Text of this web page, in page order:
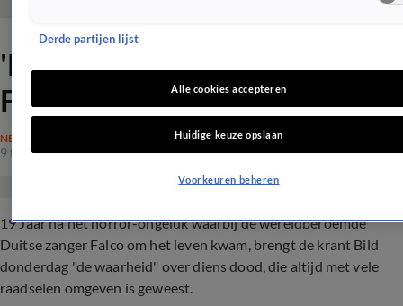
'Eindelijk de waarheid over
Falco's dood'
NEDERLAND
9 feb 2017, 16:46
19 Jaar na het horror-ongeluk waarbij de wereldberoemde
Duitse zanger Falco om het leven kwam, brengt de krant Bild
donderdag "de waarheid" over diens dood, die altijd met vele
raadselen omgeven is geweest.
Derde partijen lijst
Alle cookies accepteren
Huidige keuze opslaan
Voorkeuren beheren